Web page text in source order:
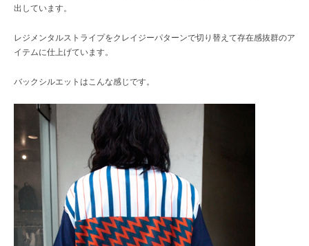
出しています。
レジメンタルストライプをクレイジーパターンで切り替えて存在感抜群のア
イテムに仕上げています。
バックシルエットはこんな感じです。